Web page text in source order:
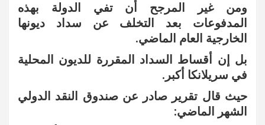
ومن غير المرجح أن تفي الدولة بهذه
المدفوعات بعد التخلف عن سداد ديونها
الخارجية العام الماضي.
بل إن أقساط السداد المقررة للديون المحلية
في سريلانكا أكبر.
حيث قال تقرير صادر عن صندوق النقد الدولي
الشهر الماضي: